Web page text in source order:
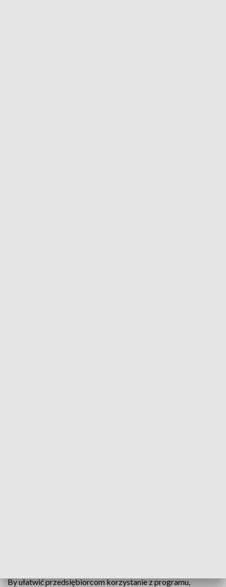
By ułatwić przedsiębiorcom korzystanie z programu,